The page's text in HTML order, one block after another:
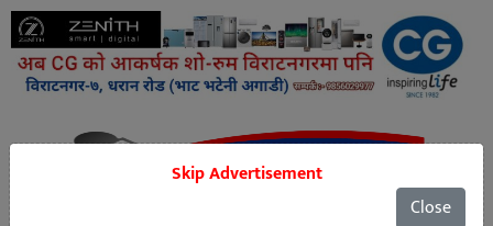
Skip Advertisement
Close